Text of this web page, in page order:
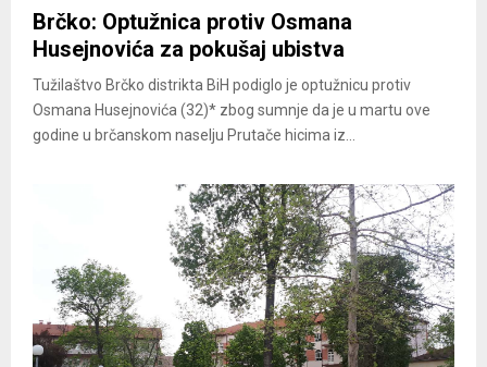
Brčko: Optužnica protiv Osmana
Husejnovića za pokušaj ubistva
Tužilaštvo Brčko distrikta BiH podiglo je optužnicu protiv
Osmana Husejnovića (32)* zbog sumnje da je u martu ove
godine u brčanskom naselju Prutače hicima iz...